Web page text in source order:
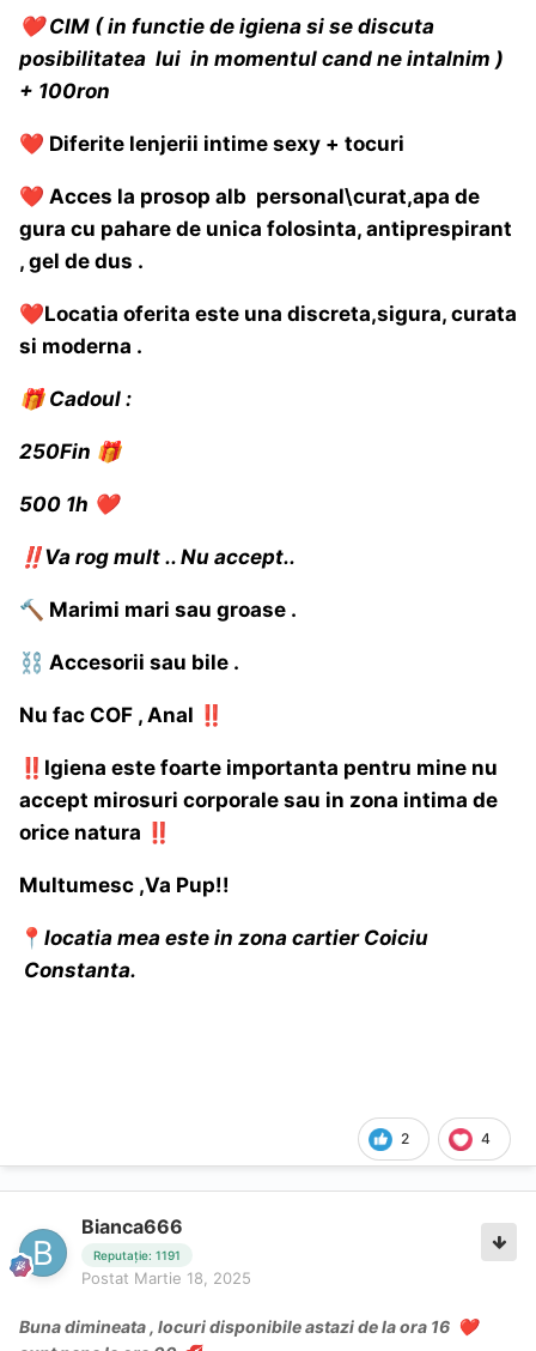
❤️ CIM ( in functie de igiena si se discuta
posibilitatea lui in momentul cand ne intalnim )
+ 100ron
❤️ Diferite lenjerii intime sexy + tocuri
❤️ Acces la prosop alb personal\curat,apa de
gura cu pahare de unica folosinta, antiprespirant
, gel de dus .
❤️Locatia oferita este una discreta,sigura, curata
si moderna .
🎁 Cadoul :
250Fin 🎁
500 1h ❤️
‼️Va rog mult .. Nu accept..
🔨 Marimi mari sau groase .
⛓️ Accesorii sau bile .
Nu fac COF , Anal ‼️
‼️ Igiena este foarte importanta pentru mine nu
accept mirosuri corporale sau in zona intima de
orice natura ‼️
Multumesc ,Va Pup!!
📍 locatia mea este in zona cartier Coiciu
Constanta.
2 4
Bianca666
Reputație: 1191
Postat Martie 18, 2025
Buna dimineata , locuri disponibile astazi de la ora 16 ❤️